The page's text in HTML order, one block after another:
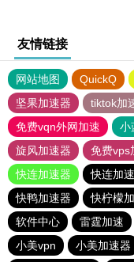
友情链接
网站地图 QuickQ
坚果加速器
tiktok加
免费vqn外网加速
小
旋风加速器
免费vps
快连加速器
快连加
快鸭加速器
快柠檬
软件中心
雷霆加速
小美vpn
小美加速器